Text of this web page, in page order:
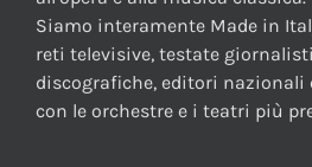
Siamo interamente Made in
reti televisive, testate
discografiche, editori nazionali
con le orchestre e i teatri più